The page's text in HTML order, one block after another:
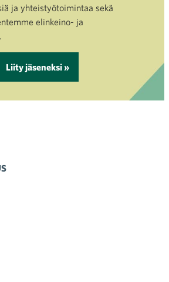
ja yhteistyötoimintaa sekä
elinkeino- ja
Liity jäseneksi »